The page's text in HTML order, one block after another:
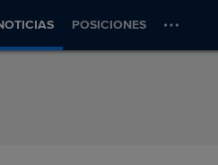
POSICIONES